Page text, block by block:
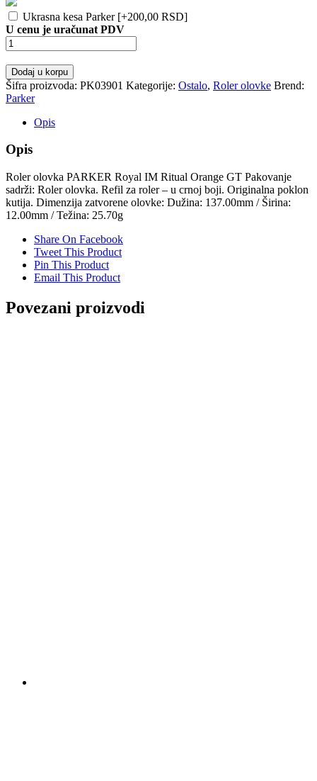
Ukrasna kesa Parker [+200,00 RSD]
U cenu je uračunat PDV
Roler
olovka
PARKER
Royal
IM
Ritual
Orange
količina
Dodaj u korpu
Šifra proizvoda: PK03901 Kategorije: Ostalo, Roler olovke Brend:
Parker
Opis
Opis
Roler olovka PARKER Royal IM Ritual Orange GT Pakovanje
sadrži: Roler olovka. Refil za roler – u crnoj boji. Originalna poklon
kutija. Dimenzija zatvorene olovke: Dužina: 137.00mm / Širina:
12.00mm / Težina: 25.70g
Share On Facebook
Tweet This Product
Pin This Product
Email This Product
Povezani proizvodi